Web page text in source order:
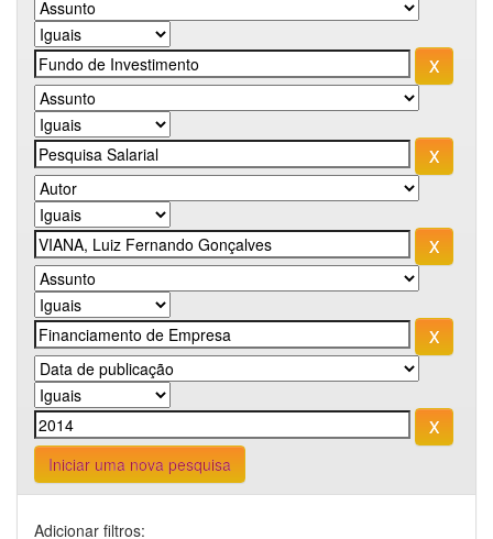
Iniciar uma nova pesquisa
Adicionar filtros: